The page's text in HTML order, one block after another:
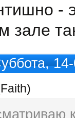
-
зале
Faith)